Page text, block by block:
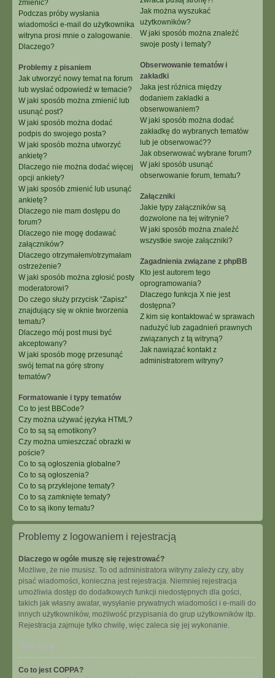
zmienić?
Podczas próby wysłania
wiadomości e-mail do użytkownika
witryna prosi mnie o zalogowanie.
Dlaczego?
Problemy z pisaniem
Jak utworzyć nowy temat na forum
lub wysłać odpowiedź w temacie?
W jaki sposób można zmienić lub
usunąć post?
W jaki sposób można dodać
podpis do swojego posta?
W jaki sposób można utworzyć
ankietę?
Dlaczego nie można dodać więcej
opcji ankiety?
W jaki sposób zmienić lub usunąć
ankietę?
Dlaczego nie mam dostępu do
forum?
Dlaczego nie mogę dodawać
załączników?
Dlaczego otrzymałem/otrzymałam
ostrzeżenie?
W jaki sposób można zgłosić posty
moderatorowi?
Do czego służy przycisk “Zapisz”
znajdujący się w oknie tworzenia
tematu?
Dlaczego mój post musi być
akceptowany?
W jaki sposób mogę przesunąć
swój temat na górę strony
tematów?
Formatowanie i typy tematów
Co to jest BBCode?
Czy można używać języka HTML?
Co to są są emotikony?
Czy można umieszczać obrazki w
poście?
Co to są ogłoszenia globalne?
Co to są ogłoszenia?
Co to są przyklejone tematy?
Co to są zamknięte tematy?
Co to są ikony tematu?
Jak można wyszukać
użytkowników?
W jaki sposób można znaleźć
swoje posty i tematy?
Obserwowanie tematów i
zakładki
Jaka jest różnica między
dodaniem zakładki a
obserwowaniem?
W jaki sposób można dodać
zakładkę do wybranych tematów
lub je obserwować??
Jak obserwować wybrane forum?
W jaki sposób usunąć
obserwowanie forum, tematu?
Załączniki
Jakie typy załączników są
dozwolone na tej witrynie?
W jaki sposób można znaleźć
wszystkie swoje załączniki?
Zagadnienia związane z phpBB
Kto jest autorem tego
oprogramowania?
Dlaczego funkcja X nie jest
dostępna?
Z kim się kontaktować w sprawach
nadużyć lub zagadnień prawnych
związanych z tą witryną?
Jak nawiązać kontakt z
administratorem witryny?
Problemy z logowaniem i rejestracją
Dlaczego w ogóle muszę się rejestrować?
Możliwe, że nie musisz. To od administratora witryny zależy czy, aby
pisać wiadomości, konieczna jest rejestracja. Niemniej rejestracja
umożliwia dostęp do dodatkowych funkcji niedostępnych dla gości,
takich jak własny awatar, wysyłanie prywatnych wiadomości i e-maili do
innych użytkowników, możliwość przypisania do grup użytkowników itp.
Rejestracja zajmuje tylko chwilę, więc zaleca się jej wykonanie.
Na górę
Co to jest COPPA?